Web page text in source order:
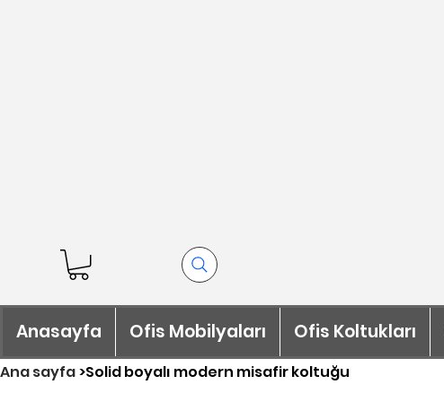
Anasayfa Ofis Mobilyaları Ofis Koltukları
Ana sayfa>Solid boyalı modern misafir koltuğu